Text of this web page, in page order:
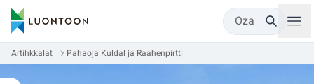
Oza
Artihkkalat Pahaoja Kuldal já Raahenpirtti